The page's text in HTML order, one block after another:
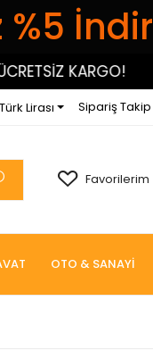
%5
KARGO!
Lirası Sipariş Takip
Favorilerim
OTO & SANAYİ